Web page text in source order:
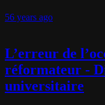
56 years ago
L’erreur de
réformateur -
universitaire